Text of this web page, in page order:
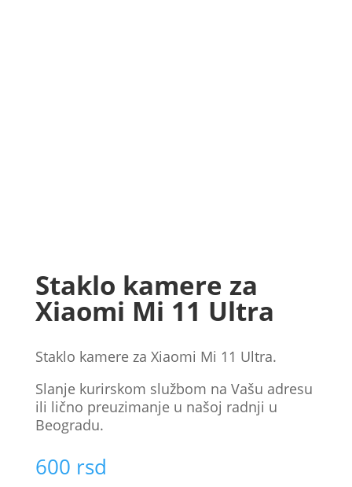
Staklo kamere za
Xiaomi Mi 11 Ultra
Staklo kamere za Xiaomi Mi 11 Ultra.
Slanje kurirskom službom na Vašu adresu
ili lično preuzimanje u našoj radnji u
Beogradu.
600 rsd